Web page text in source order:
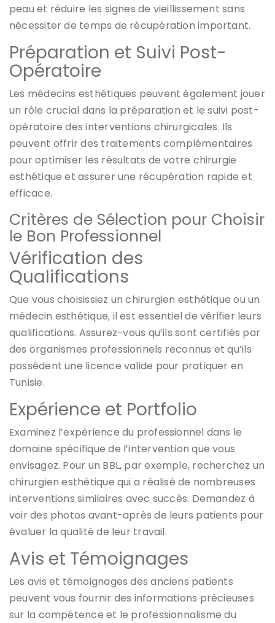
peau et réduire les signes de vieillissement sans
nécessiter de temps de récupération important.
Préparation et Suivi Post-
Opératoire
Les médecins esthétiques peuvent également jouer
un rôle crucial dans la préparation et le suivi post-
opératoire des interventions chirurgicales. Ils
peuvent offrir des traitements complémentaires
pour optimiser les résultats de votre chirurgie
esthétique et assurer une récupération rapide et
efficace.
Critères de Sélection pour Choisir
le Bon Professionnel
Vérification des
Qualifications
Que vous choisissiez un chirurgien esthétique ou un
médecin esthétique, il est essentiel de vérifier leurs
qualifications. Assurez-vous qu’ils sont certifiés par
des organismes professionnels reconnus et qu’ils
possèdent une licence valide pour pratiquer en
Tunisie.
Expérience et Portfolio
Examinez l’expérience du professionnel dans le
domaine spécifique de l’intervention que vous
envisagez. Pour un BBL, par exemple, recherchez un
chirurgien esthétique qui a réalisé de nombreuses
interventions similaires avec succès. Demandez à
voir des photos avant-après de leurs patients pour
évaluer la qualité de leur travail.
Avis et Témoignages
Les avis et témoignages des anciens patients
peuvent vous fournir des informations précieuses
sur la compétence et le professionnalisme du